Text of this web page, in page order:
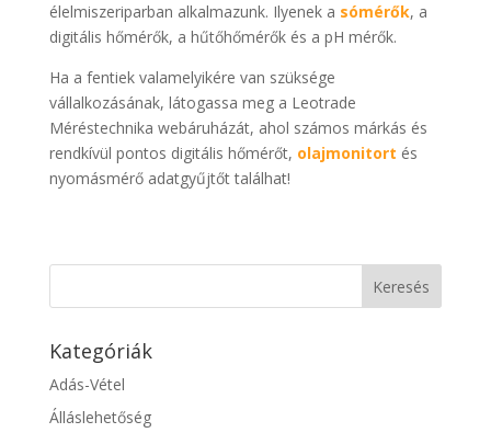
élelmiszeriparban alkalmazunk. Ilyenek a sómérők, a
digitális hőmérők, a hűtőhőmérők és a pH mérők.
Ha a fentiek valamelyikére van szüksége
vállalkozásának, látogassa meg a Leotrade
Méréstechnika webáruházát, ahol számos márkás és
rendkívül pontos digitális hőmérőt, olajmonitort és
nyomásmérő adatgyűjtőt találhat!
Kategóriák
Adás-Vétel
Álláslehetőség